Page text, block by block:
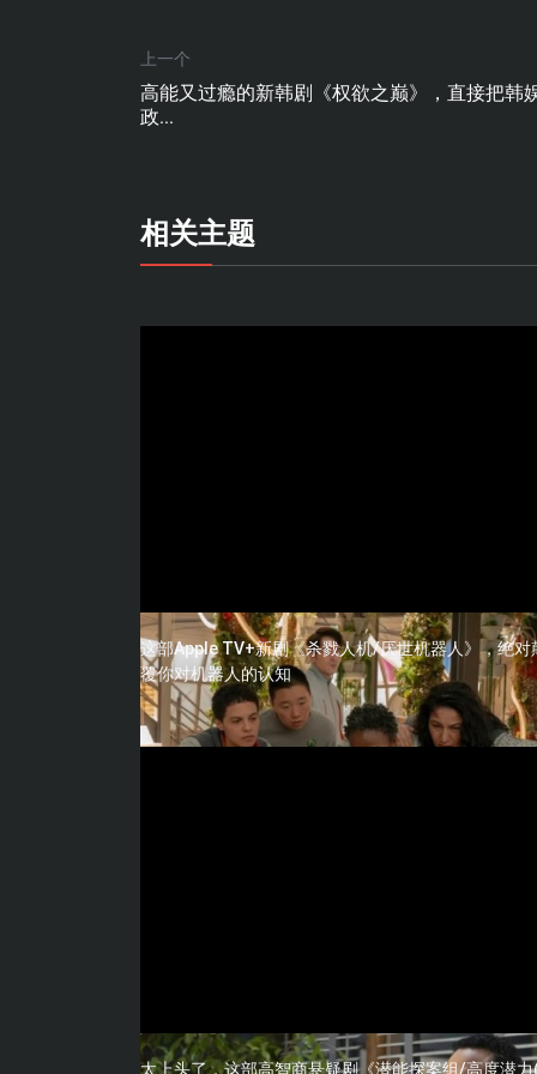
上一个
高能又过瘾的新韩剧《权欲之巅》，直接把韩
政...
相关主题
这部Apple TV+新剧《杀戮人机/厌世机器人》，绝对
覆你对机器人的认知
太上头了，这部高智商悬疑剧《潜能探案组/高度潜力